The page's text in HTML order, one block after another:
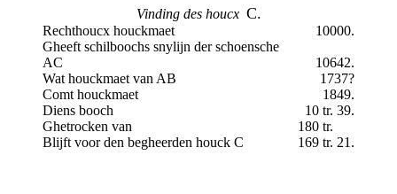
Vinding des houcx C.
Rechthoucx houckmaet
10000.
Gheeft schilboochs snylijn der schoensche
AC
10642.
Wat houckmaet van AB
1737?
Comt houckmaet
1849.
Diens booch
10 tr. 39.
Ghetrocken van
180 tr.
Blijft voor den begheerden houck C
169 tr. 21.